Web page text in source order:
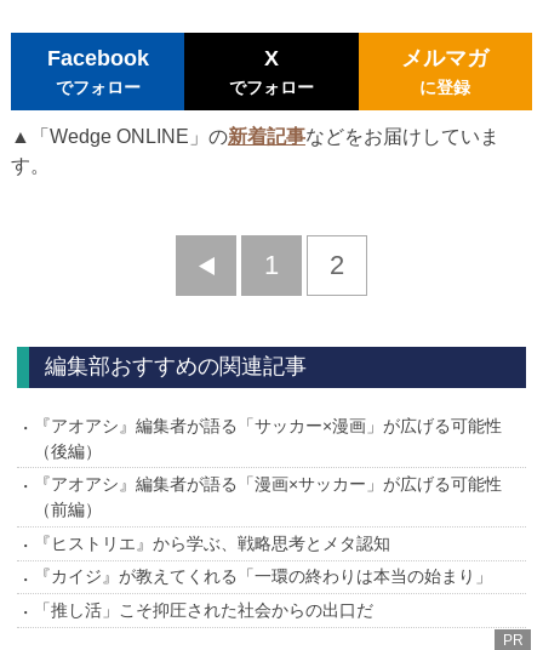
Facebook
でフォロー
X
でフォロー
メルマガ
に登録
▲「Wedge ONLINE」の新着記事などをお届けしていま
す。
前
1 2
編集部おすすめの関連記事
『アオアシ』編集者が語る「サッカー×漫画」が広げる可能性
（後編）
『アオアシ』編集者が語る「漫画×サッカー」が広げる可能性
（前編）
『ヒストリエ』から学ぶ、戦略思考とメタ認知
『カイジ』が教えてくれる「一環の終わりは本当の始まり」
「推し活」こそ抑圧された社会からの出口だ
PR